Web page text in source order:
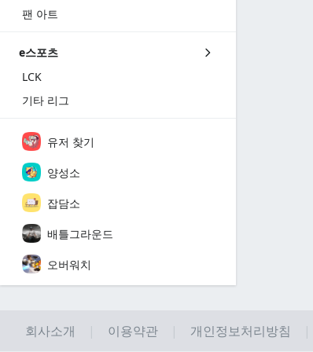
팬 아트
e스포츠
LCK
기타 리그
유저 찾기
양성소
잡담소
배틀그라운드
오버워치
회사소개 이용약관 개인정보처리방침